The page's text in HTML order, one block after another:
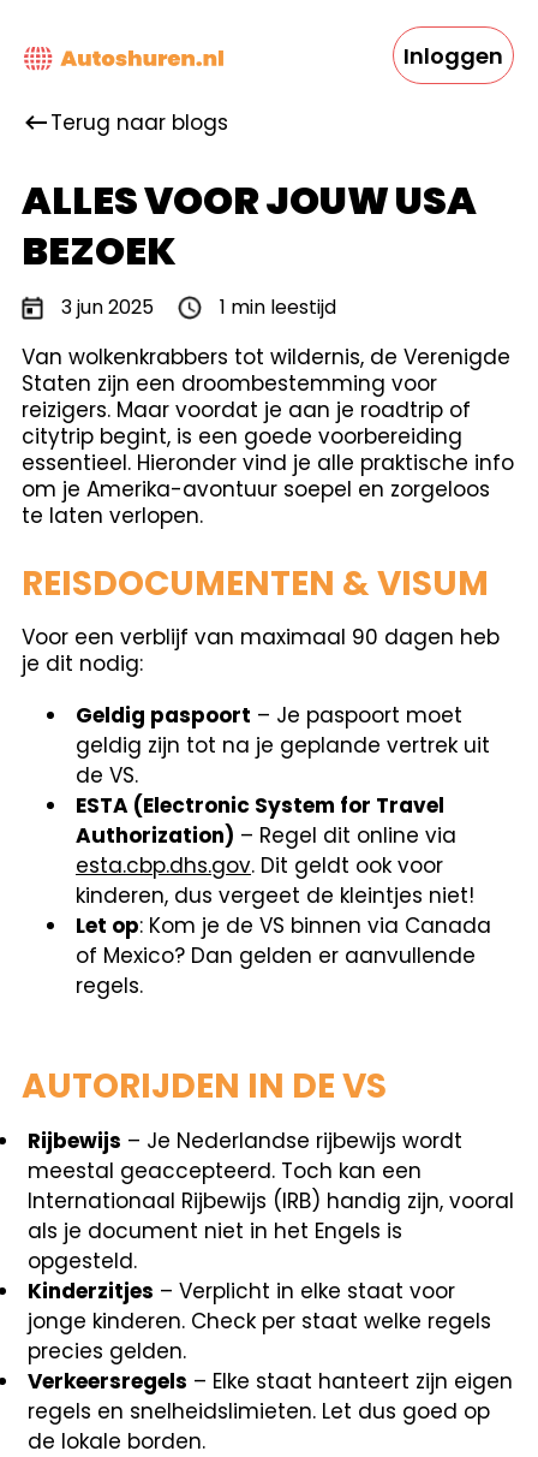
naar
inhoud
Inloggen
Terug naar blogs
ALLES VOOR JOUW USA
BEZOEK
3 jun 2025 1 min leestijd
Van wolkenkrabbers tot wildernis, de Verenigde
Staten zijn een droombestemming voor
reizigers. Maar voordat je aan je roadtrip of
citytrip begint, is een goede voorbereiding
essentieel. Hieronder vind je alle praktische info
om je Amerika-avontuur soepel en zorgeloos
te laten verlopen.
REISDOCUMENTEN & VISUM
Voor een verblijf van maximaal 90 dagen heb
je dit nodig:
Geldig paspoort – Je paspoort moet
geldig zijn tot na je geplande vertrek uit
de VS.
ESTA (Electronic System for Travel
Authorization) – Regel dit online via
esta.cbp.dhs.gov. Dit geldt ook voor
kinderen, dus vergeet de kleintjes niet!
Let op: Kom je de VS binnen via Canada
of Mexico? Dan gelden er aanvullende
regels.
AUTORIJDEN IN DE VS
Rijbewijs – Je Nederlandse rijbewijs wordt
meestal geaccepteerd. Toch kan een
Internationaal Rijbewijs (IRB) handig zijn, vooral
als je document niet in het Engels is
opgesteld.
Kinderzitjes – Verplicht in elke staat voor
jonge kinderen. Check per staat welke regels
precies gelden.
Verkeersregels – Elke staat hanteert zijn eigen
regels en snelheidslimieten. Let dus goed op
de lokale borden.